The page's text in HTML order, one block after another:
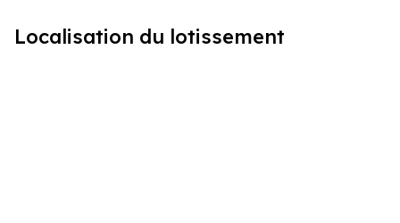
Localisation du lotissement